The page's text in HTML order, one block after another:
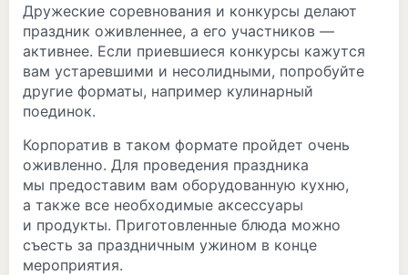
Дружеские соревнования и конкурсы делают
праздник оживленнее, а его участников —
активнее. Если приевшиеся конкурсы кажутся
вам устаревшими и несолидными, попробуйте
другие форматы, например кулинарный
поединок.
Корпоратив в таком формате пройдет очень
оживленно. Для проведения праздника
мы предоставим вам оборудованную кухню,
а также все необходимые аксессуары
и продукты. Приготовленные блюда можно
съесть за праздничным ужином в конце
мероприятия.